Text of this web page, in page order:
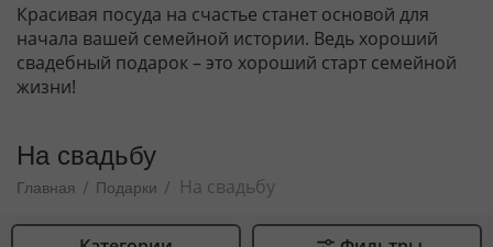
Красивая посуда на счастье станет основой для
начала вашей семейной истории. Ведь хороший
свадебный подарок – это хороший старт семейной
жизни!
На свадьбу
Главная / Подарки / На свадьбу